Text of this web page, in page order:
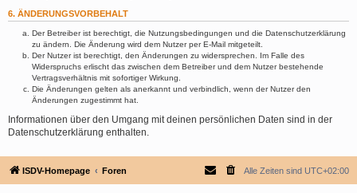
6. ÄNDERUNGSVORBEHALT
Der Betreiber ist berechtigt, die Nutzungsbedingungen und die Datenschutzerklärung
zu ändern. Die Änderung wird dem Nutzer per E-Mail mitgeteilt.
Der Nutzer ist berechtigt, den Änderungen zu widersprechen. Im Falle des
Widerspruchs erlischt das zwischen dem Betreiber und dem Nutzer bestehende
Vertragsverhältnis mit sofortiger Wirkung.
Die Änderungen gelten als anerkannt und verbindlich, wenn der Nutzer den
Änderungen zugestimmt hat.
Informationen über den Umgang mit deinen persönlichen Daten sind in der
Datenschutzerklärung enthalten.
ISDV-Homepage Foren Alle Zeiten sind UTC+02:00